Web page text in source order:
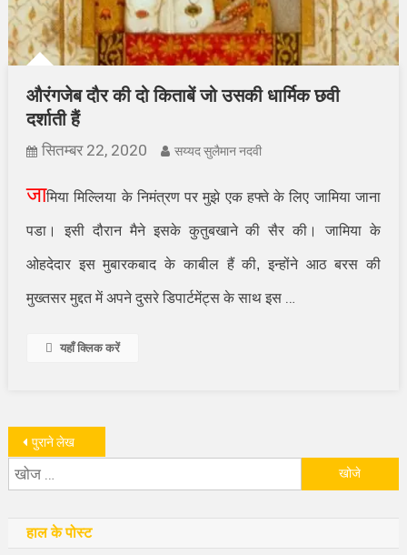
औरंगजेब दौर की दो किताबें जो उसकी धार्मिक छवी
दर्शाती हैं
सितम्बर 22, 2020 सय्यद सुलैमान नदवी
जामिया मिल्लिया के निमंत्रण पर मुझे एक हफ्ते के लिए जामिया जाना
पडा। इसी दौरान मैने इसके कुतुबखाने की सैर की। जामिया के
ओहदेदार इस मुबारकबाद के काबील हैं की,इन्होंने आठ बरस की
मुख्तसर मुद्दत में अपने दुसरे डिपार्टमेंट्स के साथ इस …
यहाँ क्लिक करें
पोस्ट्स
नेविगेशन
पुराने लेख
हाल के पोस्ट